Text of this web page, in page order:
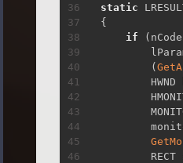
static
{
if
( nCode
(
HWND
RECT